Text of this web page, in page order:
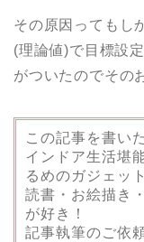
その原因ってもし
(理論値)で目標設
がついたのでその
この記事を書い
インドア生活堪
るめのガジェッ
読書・お絵描き
が好き！
記事執筆のご依